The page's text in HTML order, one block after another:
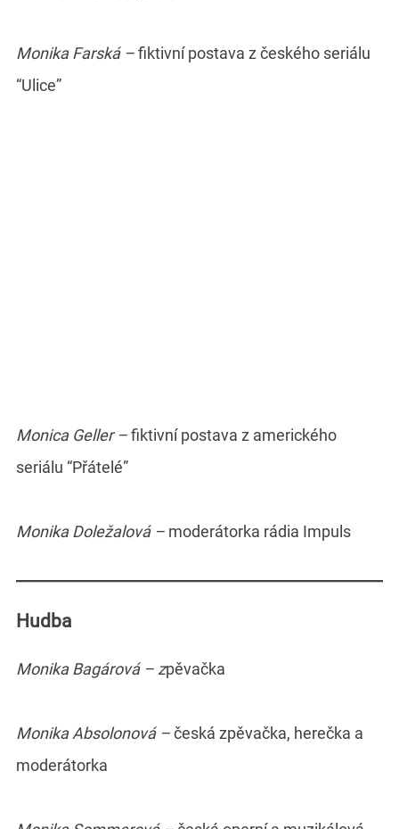
Monika Farská –fiktivní postava z českého seriálu
“Ulice”
Monica Geller –fiktivní postava z amerického
seriálu “Přátelé”
Monika Doležalová – moderátorka rádia Impuls
Hudba
Monika Bagárová – zpěvačka
Monika Absolonová –česká zpěvačka, herečka a
moderátorka